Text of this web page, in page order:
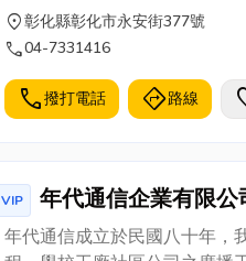
location_on彰化縣彰化市永安街377號
call04-7331416
call撥打電話 directions路線
VIP 年代通信企業有限公
年代通信成立於民國八十年，